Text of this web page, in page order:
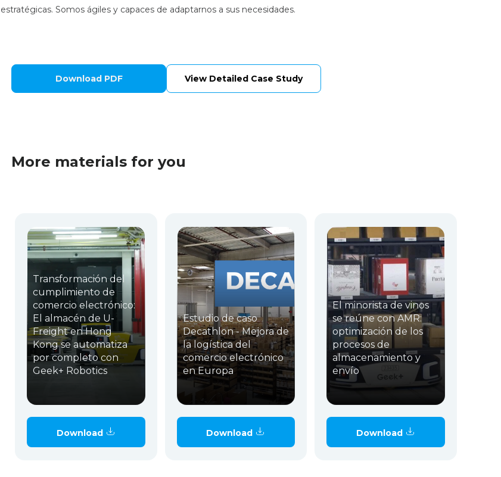
estratégicas. Somos ágiles y capaces de adaptarnos a sus necesidades.
Download PDF View Detailed Case Study
More materials for you
Transformación del
cumplimiento de
comercio electrónico:
El almacén de U-
Freight en Hong
Kong se automatiza
por completo con
Geek+ Robotics
Download
Estudio de caso
Decathlon - Mejora de
la logística del
comercio electrónico
en Europa
Download
El minorista de vinos
se reúne con AMR:
optimización de los
procesos de
almacenamiento y
envío
Download